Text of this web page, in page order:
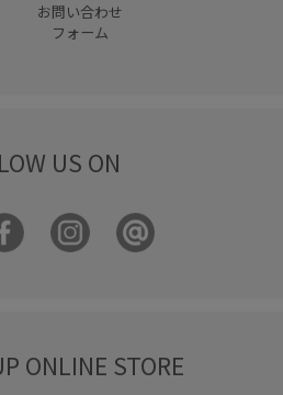
お問い合わせ
フォーム
US ON
ONLINE STORE